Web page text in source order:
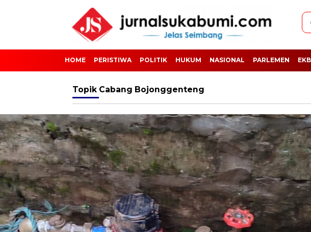
HOME PERISTIWA POLITIK HUKUM NASIONAL PARLEMEN
Topik Cabang Bojonggenteng